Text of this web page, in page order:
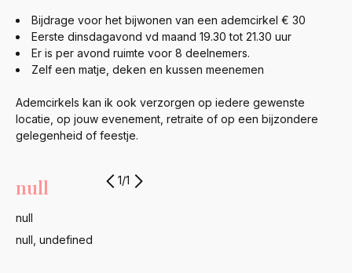
Bijdrage voor het bijwonen van een ademcirkel € 30
Eerste dinsdagavond vd maand 19.30 tot 21.30 uur
Er is per avond ruimte voor 8 deelnemers.
Zelf een matje, deken en kussen meenemen
Ademcirkels kan ik ook verzorgen op iedere gewenste
locatie, op jouw evenement, retraite of op een bijzondere
gelegenheid of feestje.
null
null
null undefined
1/1